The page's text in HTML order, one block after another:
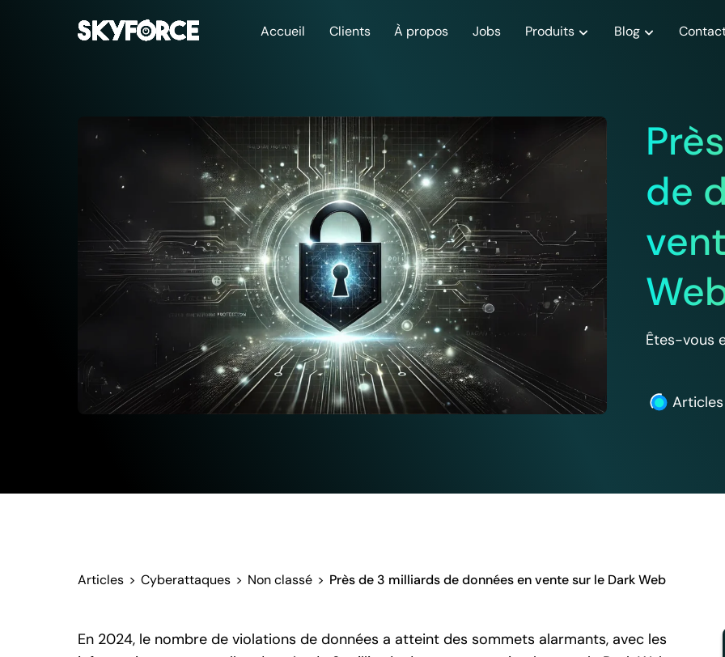
Accueil Clients À propos Jobs Produits
vos clients grâce à la Cyberbox
entreprise et accédez-y à distance
Blog
de Skyforce !
la protection de vos
de
Êtes-vous
Articles
Articles > Cyberattaques > Non classé > Près de 3 milliards de données en vente sur le Dark Web
En 2024, le nombre de violations de données a atteint des sommets alarmants, avec les